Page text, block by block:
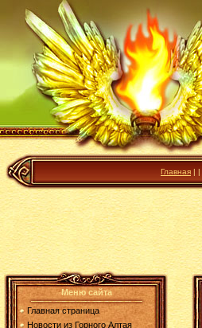
Главная | |
Меню сайта
Главная страница
Новости из Горного Алтая